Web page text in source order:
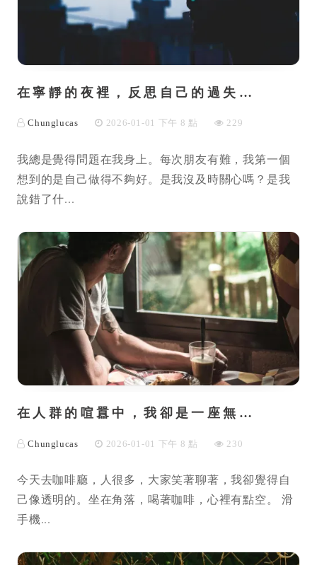
在寧靜的夜裡，反思自己的過失…
Chunglucas 2026-01-01 下午 8 點 229
我總是覺得問題在我身上。每次朋友有難，我第一個
想到的是自己做得不夠好。是我沒及時關心嗎？是我
說錯了什...
在人群的喧囂中，我卻是一座無…
Chunglucas 2026-01-01 下午 8 點 230
今天去咖啡廳，人很多，大家笑著聊著，我卻覺得自
己像透明的。坐在角落，喝著咖啡，心裡有點空。 滑
手機...